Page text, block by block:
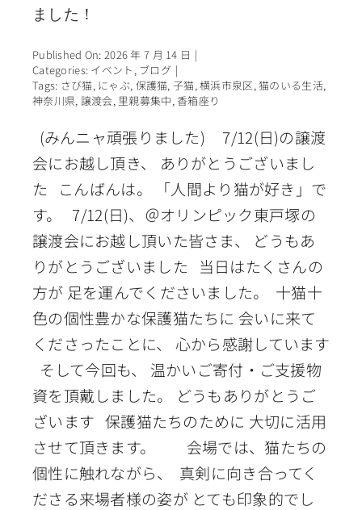
ました！
Published On: 2026 年 7 月 14 日 |
Categories: イベント , ブログ |
Tags: さび猫, にゃぶ, 保護猫,子猫,横浜市泉区,猫のいる生活,
神奈川県, 譲渡会, 里親募集中,香箱座り
(みんニャ頑張りました) 7/12(日)の譲渡
会にお越し頂き、 ありがとうございまし
た こんばんは。 「人間より猫が好き」で
す。 7/12(日)、＠オリンピック東戸塚の
譲渡会にお越し頂いた皆さま、 どうもあ
りがとうございました 当日はたくさんの
方が 足を運んでくださいました。 十猫十
色の個性豊かな保護猫たちに 会いに来て
くださったことに、 心から感謝しています
そして今回も、 温かいご寄付・ご支援物
資を頂戴しました。 どうもありがとうご
ざいます 保護猫たちのために 大切に活用
させて頂きます。 会場では、猫たちの
個性に触れながら、 真剣に向き合ってく
ださる来場者様の姿が とても印象的でし